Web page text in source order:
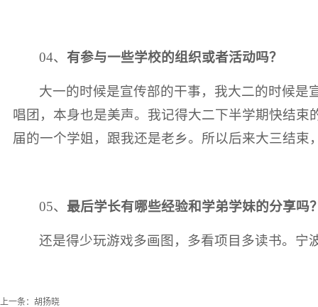
04、有参与一些学校的组织或者活动吗？
大一的时候是宣传部的干事，我大二的时候
唱团，本身也是美声。我记得大二下半学期快结
届的一个学姐，跟我还是老乡。所以后来大三结
05、 最后学长有哪些经验和学弟学妹的分享吗
还是得少玩游戏多画图，多看项目多读书。
上一条： 胡扬晓